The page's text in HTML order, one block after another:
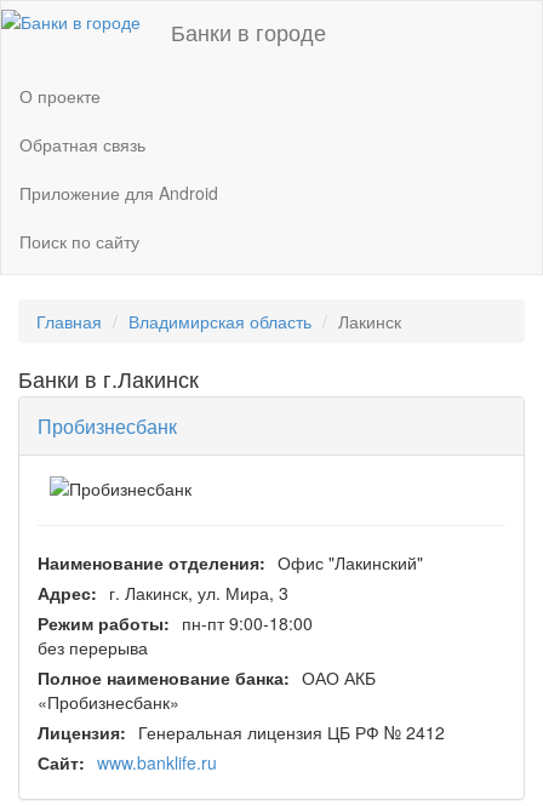
Банки в городе
О проекте
Обратная связь
Приложение для Android
Поиск по сайту
Главная Владимирская область Лакинск
Банки в г.Лакинск
Пробизнесбанк
Наименование отделения: Офис "Лакинский"
Адрес: г. Лакинск, ул. Мира, 3
Режим работы: пн-пт 9:00-18:00
без перерыва
Полное наименование банка: ОАО АКБ
«Пробизнесбанк»
Лицензия: Генеральная лицензия ЦБ РФ № 2412
Сайт: www.banklife.ru